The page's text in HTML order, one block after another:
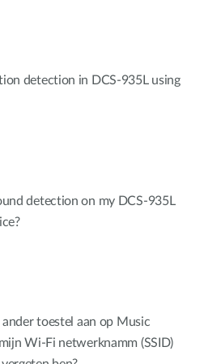
detection in DCS-935L using
detection on my DCS-935L
toestel aan op Music
Wi-Fi netwerknamm (SSID)